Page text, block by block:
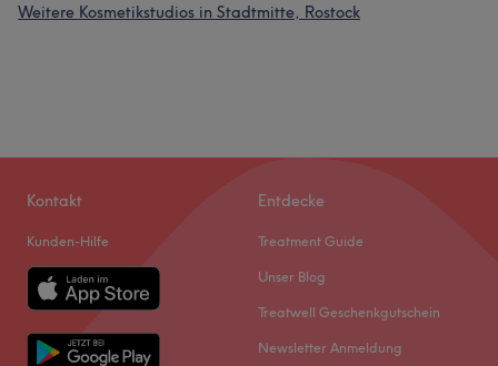
Weitere Kosmetikstudios in Stadtmitte, Rostock
Kontakt
Kunden-Hilfe
Entdecke
Treatment Guide
Unser Blog
Treatwell Geschenkgutschein
Newsletter Anmeldung